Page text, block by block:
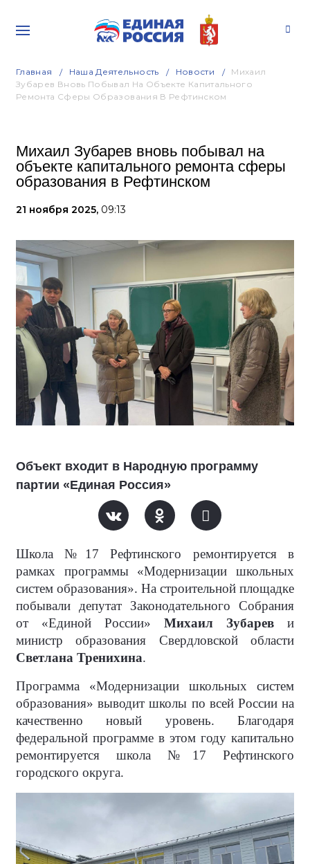
Главная Наша Деятельность Новости
Михаил
Зубарев Вновь Побывал На Объекте Капитального
Ремонта Сферы Образования В Рефтинском
Михаил Зубарев вновь побывал на
объекте капитального ремонта сферы
образования в Рефтинском
21 ноября 2025, 09:13
Объект входит в Народную программу
партии «Единая Россия»
Школа №17 Рефтинского ремонтируется в
рамках программы «Модернизации школьных
систем образования». На строительной площадке
побывали депутат Законодательного Собрания
от «Единой России» Михаил Зубарев и
министр образования Свердловской области
Светлана Тренихина.
Программа «Модернизации школьных систем
образования» выводит школы по всей России на
качественно новый уровень. Благодаря
федеральной программе в этом году капитально
ремонтируется школа №17 Рефтинского
городского округа.